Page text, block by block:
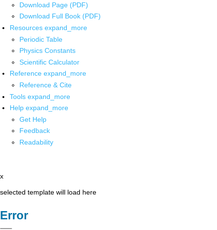
Download Page (PDF)
Download Full Book (PDF)
Resources expand_more
Periodic Table
Physics Constants
Scientific Calculator
Reference expand_more
Reference & Cite
Tools expand_more
Help expand_more
Get Help
Feedback
Readability
x
selected template will load here
Error